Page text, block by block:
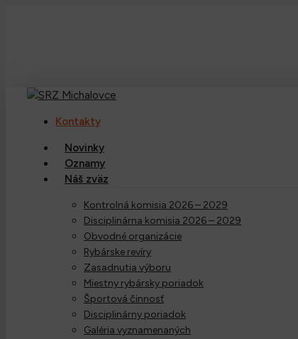
Kontakty
Menu
Novinky
Oznamy
Náš zväz
Kontrolná komisia 2026 – 2029
Disciplinárna komisia 2026 – 2029
Obvodné organizácie
Rybárske revíry
Zasadnutia výboru
Miestny rybársky poriadok
Športová činnosť
Disciplinárny poriadok
Galéria vyznamenaných